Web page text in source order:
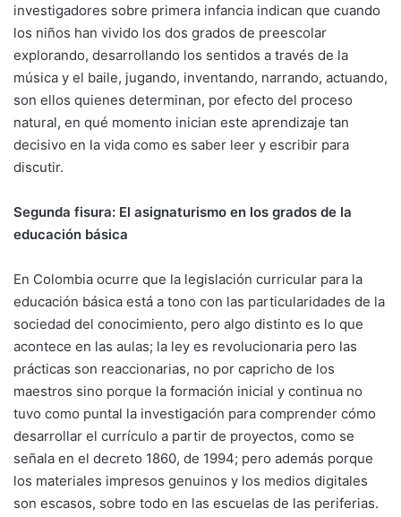
investigadores sobre primera infancia indican que cuando
los niños han vivido los dos grados de preescolar
explorando, desarrollando los sentidos a través de la
música y el baile, jugando, inventando, narrando, actuando,
son ellos quienes determinan, por efecto del proceso
natural, en qué momento inician este aprendizaje tan
decisivo en la vida como es saber leer y escribir para
discutir.
Segunda fisura: El asignaturismo en los grados de la
educación básica
En Colombia ocurre que la legislación curricular para la
educación básica está a tono con las particularidades de la
sociedad del conocimiento, pero algo distinto es lo que
acontece en las aulas; la ley es revolucionaria pero las
prácticas son reaccionarias, no por capricho de los
maestros sino porque la formación inicial y continua no
tuvo como puntal la investigación para comprender cómo
desarrollar el currículo a partir de proyectos, como se
señala en el decreto 1860, de 1994; pero además porque
los materiales impresos genuinos y los medios digitales
son escasos, sobre todo en las escuelas de las periferias.